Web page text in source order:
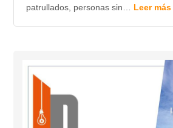
patrullados, personas sin… Leer más